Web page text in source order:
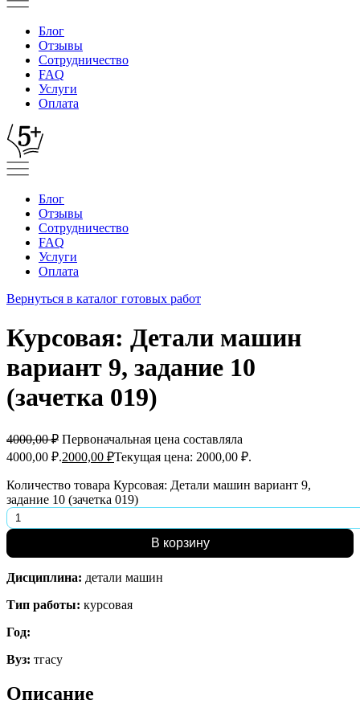
Блог
Отзывы
Сотрудничество
FAQ
Услуги
Оплата
Блог
Отзывы
Сотрудничество
FAQ
Услуги
Оплата
Вернуться в каталог готовых работ
Курсовая: Детали машин
вариант 9, задание 10
(зачетка 019)
4000,00₽ Первоначальная цена составляла
4000,00 ₽.2000,00 ₽Текущая цена: 2000,00 ₽.
Количество товара Курсовая: Детали машин вариант 9,
задание 10 (зачетка 019)
В корзину
Дисциплина: детали машин
Тип работы: курсовая
Год:
Вуз: тгасу
Описание